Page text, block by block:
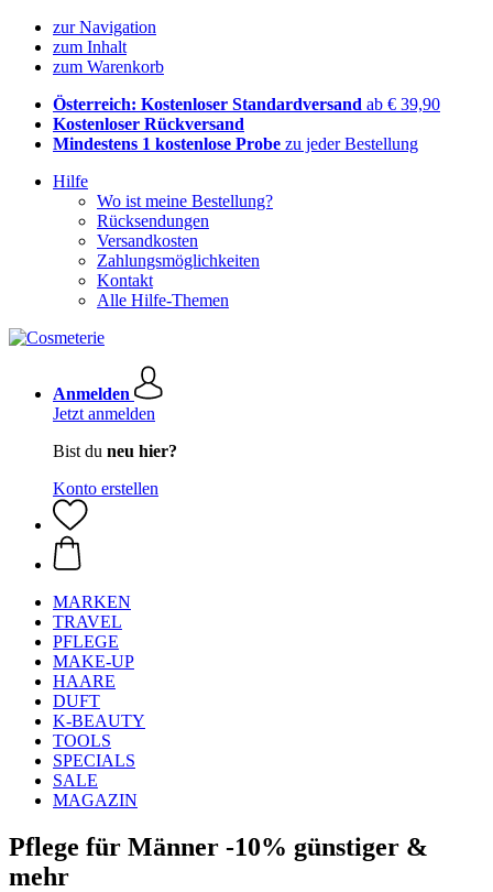
zur Navigation
zum Inhalt
zum Warenkorb
Österreich: Kostenloser Standardversand ab € 39,90
Kostenloser Rückversand
Mindestens 1 kostenlose Probe zu jeder Bestellung
Hilfe
Wo ist meine Bestellung?
Rücksendungen
Versandkosten
Zahlungsmöglichkeiten
Kontakt
Alle Hilfe-Themen
Anmelden
Jetzt anmelden
Bist du neu hier?
Konto erstellen
MARKEN
TRAVEL
PFLEGE
MAKE-UP
HAARE
DUFT
K-BEAUTY
TOOLS
SPECIALS
SALE
MAGAZIN
Pflege für Männer -10% günstiger &
mehr